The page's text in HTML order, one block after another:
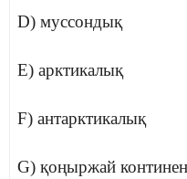
D) муссондық
E) арктикалық
F) антарктикалық
G) қоңыржай